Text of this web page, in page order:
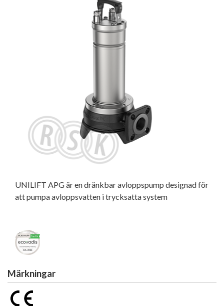
UNILIFT APG är en dränkbar avloppspump designad för
att pumpa avloppsvatten i trycksatta system
Märkningar